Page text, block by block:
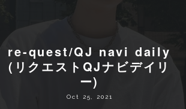
re-quest/QJ navi daily
(リクエストQJナビデイリ
ー)
Oct 25, 2021